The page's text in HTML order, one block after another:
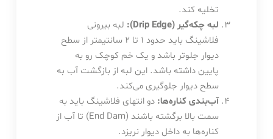
تخلیه کند.
لبه چکه‌گیر (Drip Edge):
لبه بیرونی
فلاشینگ باید حدود ۱ تا ۲ سانتیمتر از سطح
دیوار جلوتر باشد و یک خم کوچک رو به
پایین داشته باشد. این لبه از بازگشت آب به
سطح دیوار جلوگیری می‌کند.
آب‌بندی کناره‌ها: دو انتهای فلاشینگ باید به
سمت بالا برگشته باشند (End Dam) تا آب از
کناره‌ها به داخل دیوار نریزد.